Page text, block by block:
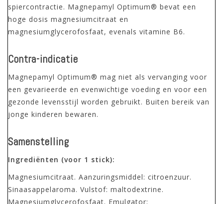
spiercontractie. Magnepamyl Optimum® bevat een
hoge dosis magnesiumcitraat en
magnesiumglycerofosfaat, evenals vitamine B6.
Contra-indicatie
Magnepamyl Optimum® mag niet als vervanging voor
een gevarieerde en evenwichtige voeding en voor een
gezonde levensstijl worden gebruikt. Buiten bereik van
jonge kinderen bewaren.
Samenstelling
Ingrediënten (voor 1 stick):
Magnesiumcitraat. Aanzuringsmiddel: citroenzuur.
Sinaasappelaroma. Vulstof: maltodextrine.
Magnesiumglycerofosfaat. Emulgator: